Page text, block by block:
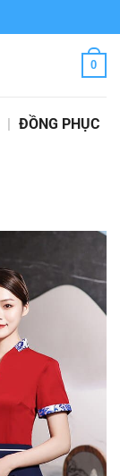
0
| ĐỒNG PHỤC